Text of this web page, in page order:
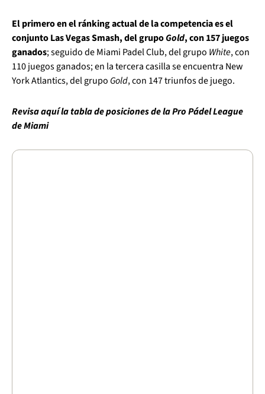
El primero en el ránking actual de la competencia es el
conjunto Las Vegas Smash, del grupoGold, con 157 juegos
ganados; seguido de Miami Padel Club, del grupo White, con
110 juegos ganados; en la tercera casilla se encuentra New
York Atlantics, del grupo Gold, con 147 triunfos de juego.
Revisa aquí la tabla de posiciones de la Pro Pádel League
de Miami